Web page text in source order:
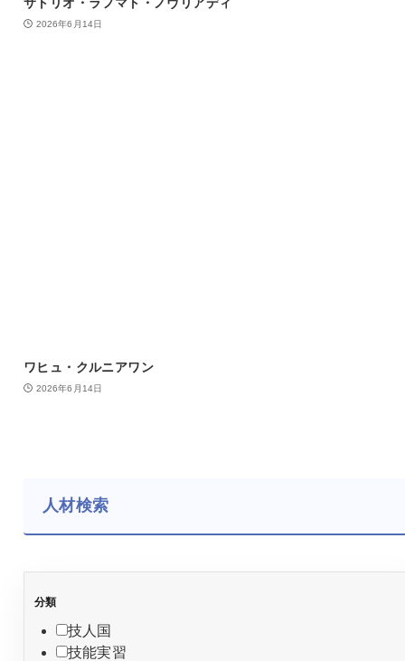
2026年6月14日
ワヒュ・クルニアワン
2026年6月14日
人材検索
分類
技人国
技能実習